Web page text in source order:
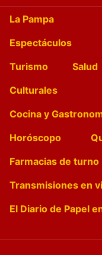
La Pampa
Espectáculos
Turismo
Salud
Culturales
Cocina y
Horóscopo
Farmacias de turno
Transmisiones en
El Diario de Papel